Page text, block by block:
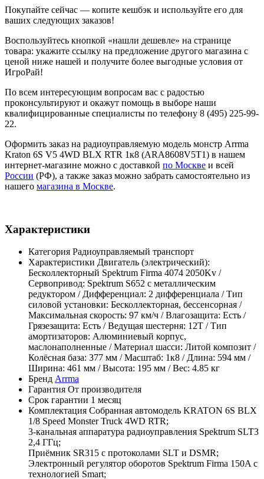
Покупайте сейчас — копите кешбэк и используйте его для
ваших следующих заказов!
Воспользуйтесь кнопкой «нашли дешевле» на странице
товара: укажите ссылку на предложение другого магазина с
ценой ниже нашей и получите более выгодные условия от
ИгроРай!
По всем интересующим вопросам вас с радостью
проконсультируют и окажут помощь в выборе наши
квалифицированные специалисты по телефону 8 (495) 225-99-
22.
Оформить заказ на радиоуправляемую модель монстр Arrma
Kraton 6S V5 4WD BLX RTR 1к8 (ARA8608V5T1) в нашем
интернет-магазине можно с доставкой по Москве и всей
России (РФ), а также заказ можно забрать самостоятельно из
нашего магазина в Москве.
Характеристики
Категория Радиоуправляемый транспорт
Характеристики Двигатель (электрический):
Бесколлекторный Spektrum Firma 4074 2050Kv /
Сервопривод: Spektrum S652 с металлическим
редуктором / Дифференциал: 2 дифференциала / Тип
силовой установки: Бесколлекторная, бессенсорная /
Максимальная скорость: 97 км/ч / Влагозащита: Есть /
Грязезащита: Есть / Ведущая шестерня: 12T / Тип
амортизаторов: Алюминиевый корпус,
маслонаполненные / Материал шасси: Литой композит /
Колёсная база: 377 мм / Масштаб: 1к8 / Длина: 594 мм /
Ширина: 461 мм / Высота: 195 мм / Вес: 4.85 кг
Бренд Arrma
Гарантия От производителя
Срок гарантии 1 месяц
Комплектация Собранная автомодель KRATON 6S BLX
1/8 Speed Monster Truck 4WD RTR;
3-канальная аппаратура радиоуправления Spektrum SLT3
2,4 ГГц;
Приёмник SR315 с протоколами SLT и DSMR;
Электронный регулятор оборотов Spektrum Firma 150A с
технологией Smart;